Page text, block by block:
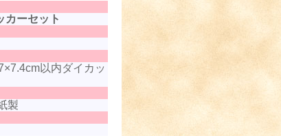
ーセット
以内ダイカッ
製